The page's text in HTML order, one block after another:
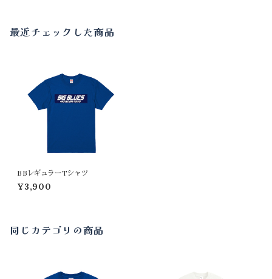
最近チェックした商品
BBレギュラーTシャツ
¥3,900
同じカテゴリの商品